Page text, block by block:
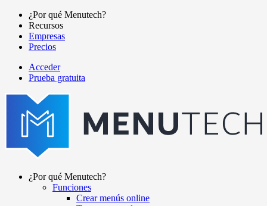
Pasar
contenido
principal
Main
navigation
¿Por qué Menutech?
Recursos
Empresas
Precios
menutech
navigation
Acceder
Prueba gratuita
¿Por qué Menutech?
Funciones
Crear menús online